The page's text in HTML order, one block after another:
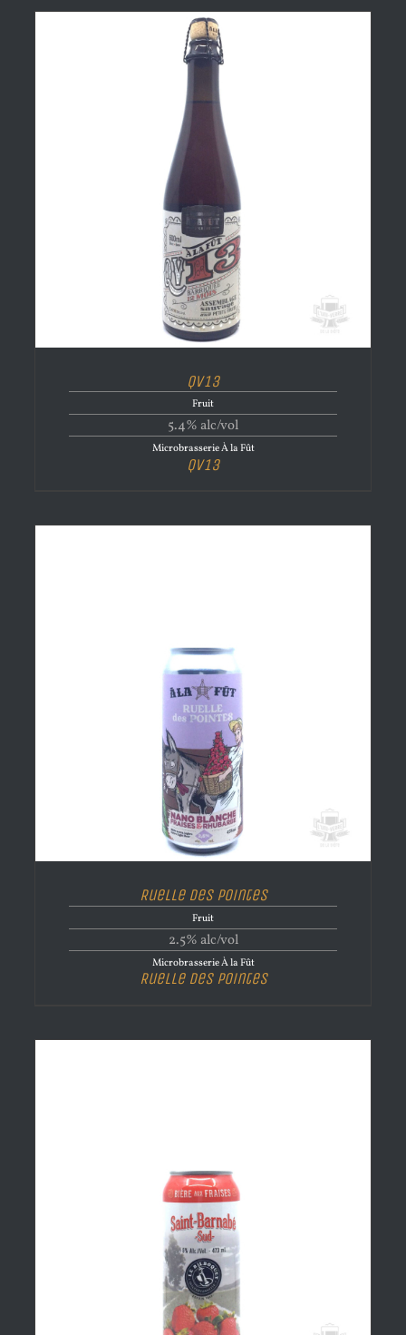
QV13
Fruit
5.4% alc/vol
Microbrasserie À la Fût
QV13
Ruelle des Pointes
Fruit
2.5% alc/vol
Microbrasserie À la Fût
Ruelle des Pointes